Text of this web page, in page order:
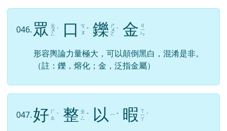
046. 眾 ㄓ
ㄨ
ㄥ
ˋ 口
ㄎ
ㄡ ˇ 鑠 ㄕ
ㄨ
ㄛ
ˋ 金 ㄐ
ㄧ
ㄣ
形容輿論力量極大，可以顛倒黑白，混淆是非。
（註：鑠，熔化；金，泛指金屬）
047.好 ㄏ
ㄠ ˋ 整 ㄓ
ㄥ ˇ 以 ㄧ ˇ 暇 ㄒ
ㄧ
ㄚ
ˊ